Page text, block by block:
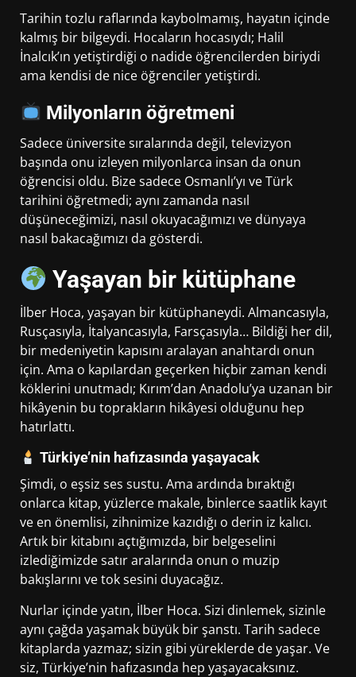
Tarihin tozlu raflarında kaybolmamış, hayatın içinde
kalmış bir bilgeydi. Hocaların hocasıydı; Halil
İnalcık’ın yetiştirdiği o nadide öğrencilerden biriydi
ama kendisi de nice öğrenciler yetiştirdi.
Milyonların öğretmeni
Sadece üniversite sıralarında değil, televizyon
başında onu izleyen milyonlarca insan da onun
öğrencisi oldu. Bize sadece Osmanlı’yı ve Türk
tarihini öğretmedi; aynı zamanda nasıl
düşüneceğimizi, nasıl okuyacağımızı ve dünyaya
nasıl bakacağımızı da gösterdi.
Yaşayan bir kütüphane
İlber Hoca, yaşayan bir kütüphaneydi. Almancasıyla,
Rusçasıyla, İtalyancasıyla, Farsçasıyla… Bildiği her dil,
bir medeniyetin kapısını aralayan anahtardı onun
için. Ama o kapılardan geçerken hiçbir zaman kendi
köklerini unutmadı; Kırım’dan Anadolu’ya uzanan bir
hikâyenin bu toprakların hikâyesi olduğunu hep
hatırlattı.
Türkiye’nin hafızasında yaşayacak
Şimdi, o eşsiz ses sustu. Ama ardında bıraktığı
onlarca kitap, yüzlerce makale, binlerce saatlik kayıt
ve en önemlisi, zihnimize kazıdığı o derin iz kalıcı.
Artık bir kitabını açtığımızda, bir belgeselini
izlediğimizde satır aralarında onun o muzip
bakışlarını ve tok sesini duyacağız.
Nurlar içinde yatın, İlber Hoca. Sizi dinlemek, sizinle
aynı çağda yaşamak büyük bir şanstı. Tarih sadece
kitaplarda yazmaz; sizin gibi yüreklerde de yaşar. Ve
siz, Türkiye’nin hafızasında hep yaşayacaksınız.